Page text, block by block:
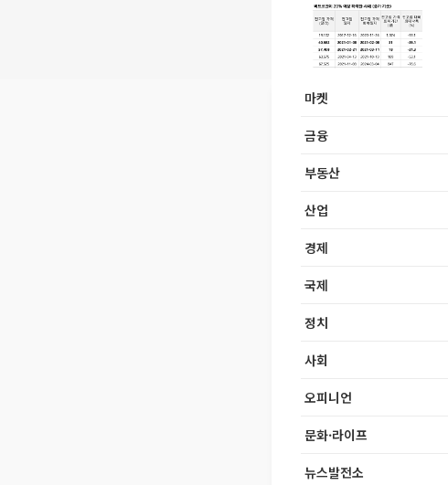
마켓
금융
부동산
산업
경제
국제
정치
사회
오피니언
문화·라이프
뉴스발전소